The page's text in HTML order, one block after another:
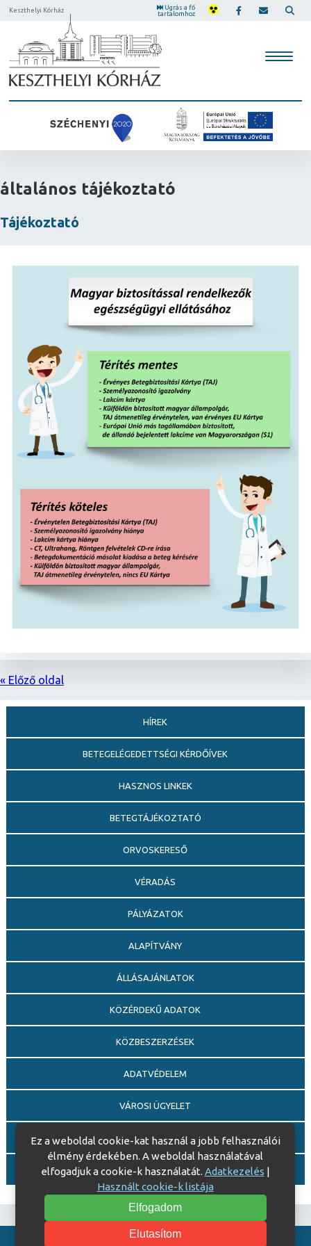
Keszthelyi Kórház
Ugrás a fő
tartalomhoz
általános tájékoztató
Tájékoztató
« Előző oldal
HÍREK
BETEGELÉGEDETTSÉGI KÉRDŐÍVEK
HASZNOS LINKEK
BETEGTÁJÉKOZTATÓ
ORVOSKERESŐ
VÉRADÁS
PÁLYÁZATOK
ALAPÍTVÁNY
ÁLLÁSAJÁNLATOK
KÖZÉRDEKŰ ADATOK
KÖZBESZERZÉSEK
ADATVÉDELEM
VÁROSI ÜGYELET
EGÉSZSÉGFEJLESZTŐ KÓRHÁZ DÍJ PÁLYÁZAT
AJÁNDÉKOZÁSI OKIRATOK
Ez a weboldal cookie-kat használ a jobb felhasználói
élmény érdekében. A weboldal használatával
elfogadjuk a cookie-k használatát. Adatkezelés |
Használt cookie-k listája
Elfogadom
Elutasítom